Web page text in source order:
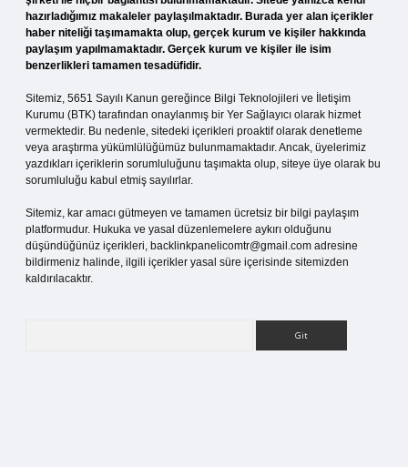
hazırladığımız makaleler paylaşılmaktadır. Burada yer alan içerikler
haber niteliği taşımamakta olup, gerçek kurum ve kişiler hakkında
paylaşım yapılmamaktadır. Gerçek kurum ve kişiler ile isim
benzerlikleri tamamen tesadüfidir.
Sitemiz, 5651 Sayılı Kanun gereğince Bilgi Teknolojileri ve İletişim
Kurumu (BTK) tarafından onaylanmış bir Yer Sağlayıcı olarak hizmet
vermektedir. Bu nedenle, sitedeki içerikleri proaktif olarak denetleme
veya araştırma yükümlülüğümüz bulunmamaktadır. Ancak, üyelerimiz
yazdıkları içeriklerin sorumluluğunu taşımakta olup, siteye üye olarak bu
sorumluluğu kabul etmiş sayılırlar.
Sitemiz, kar amacı gütmeyen ve tamamen ücretsiz bir bilgi paylaşım
platformudur. Hukuka ve yasal düzenlemelere aykırı olduğunu
düşündüğünüz içerikleri, backlinkpanelicomtr@gmail.com adresine
bildirmeniz halinde, ilgili içerikler yasal süre içerisinde sitemizden
kaldırılacaktır.